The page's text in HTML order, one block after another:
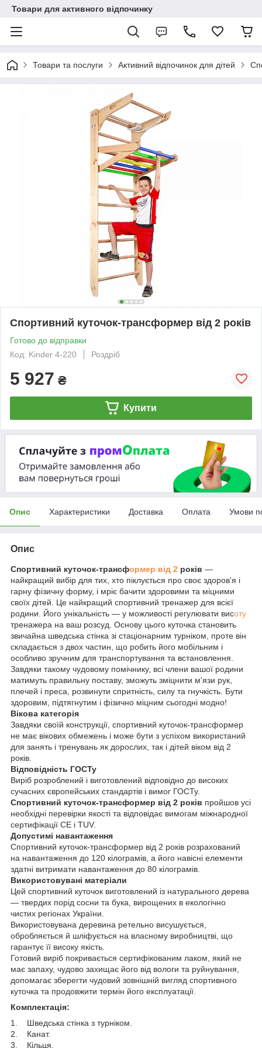
Товари для активного відпочинку
Товари та послуги Активний відпочинок для дітей
Спортивний куточок-трансформер від 2 років
Готово до відправки
Код: Kinder 4-220
Роздріб
5 927 ₴
Купити
Опис Характеристики Доставка Оплата Умови
Опис
Спортивний куточок-трансформер від 2 років —
найкращий вибір для тих, хто піклується про своє здоров'я і
гарну фізичну форму, і мріє бачити здоровими та міцними
своїх дітей. Це найкращий спортивний тренажер для всієї
родини. Його унікальність — у можливості регулювати висоту
тренажера на ваш розсуд. Основу цього куточка становить
звичайна шведська стінка зі стаціонарним турніком, проте він
складається з двох частин, що робить його мобільним і
особливо зручним для транспортування та встановлення.
Завдяки такому чудовому помічнику, всі члени вашої родини
матимуть правильну поставу, зможуть зміцнити м'язи рук,
плечей і преса, розвинути спритність, силу та гнучкість. Бути
здоровим, підтягнутим і фізично міцним сьогодні модно!
Вікова категорія
Завдяки своїй конструкції, спортивний куточок-трансформер
не має вікових обмежень і може бути з успіхом використаний
для занять і тренувань як дорослих, так і дітей віком від 2
років.
Відповідність ГОСТу
Виріб розроблений і виготовлений відповідно до високих
сучасних європейських стандартів і вимог ГОСТу.
Спортивний куточок-трансформер від 2 років пройшов усі
необхідні перевірки якості та відповідає вимогам міжнародної
сертифікації СЕ і TUV.
Допустимі навантаження
Спортивний куточок-трансформер від 2 років розрахований
на навантаження до 120 кілограмів, а його навісні елементи
здатні витримати навантаження до 80 кілограмів.
Використовувані матеріали
Цей спортивний куточок виготовлений із натурального дерева
— твердих порід сосни та бука, вирощених в екологічно
чистих регіонах України.
Використовувана деревина ретельно висушується,
обробляється й шліфується на власному виробництві, що
гарантує її високу якість.
Готовий виріб покривається сертифікованим лаком, який не
має запаху, чудово захищає його від вологи та руйнування,
допомагає зберегти чудовий зовнішній вигляд спортивного
куточка та продовжити термін його експлуатації.
Комплектація:
1. Шведська стінка з турніком.
2. Канат.
3. Кільця.